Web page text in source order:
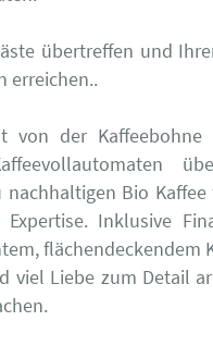
übertreffen und
erreichen..
von der
nachhaltigen Bio
Inklusive
viel Liebe zum Detail